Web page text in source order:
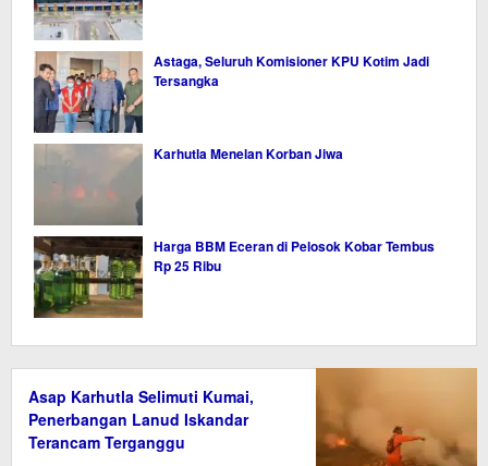
Astaga, Seluruh Komisioner KPU Kotim Jadi
Tersangka
Karhutla Menelan Korban Jiwa
Harga BBM Eceran di Pelosok Kobar Tembus
Rp 25 Ribu
Asap Karhutla Selimuti Kumai,
Penerbangan Lanud Iskandar
Terancam Terganggu